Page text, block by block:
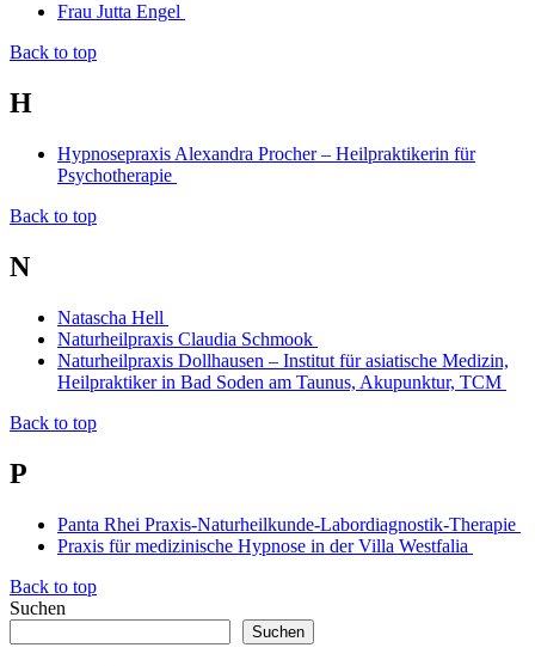
Frau Jutta Engel
Back to top
H
Hypnosepraxis Alexandra Procher – Heilpraktikerin für
Psychotherapie
Back to top
N
Natascha Hell
Naturheilpraxis Claudia Schmook
Naturheilpraxis Dollhausen – Institut für asiatische Medizin,
Heilpraktiker in Bad Soden am Taunus, Akupunktur, TCM
Back to top
P
Panta Rhei Praxis-Naturheilkunde-Labordiagnostik-Therapie
Praxis für medizinische Hypnose in der Villa Westfalia
Back to top
Suchen
Suchen